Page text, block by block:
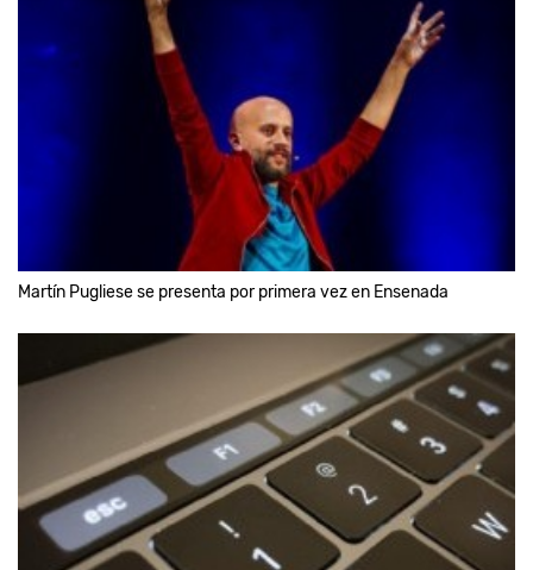
Martín Pugliese se presenta por primera vez en Ensenada